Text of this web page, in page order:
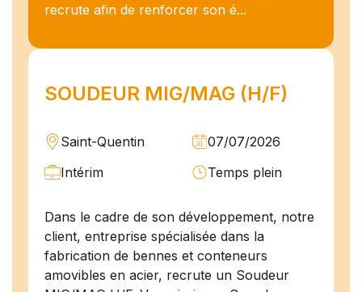
recrute afin de renforcer son é...
SOUDEUR MIG/MAG (H/F)
Saint-Quentin
07/07/2026
Intérim
Temps plein
Dans le cadre de son développement, notre
client, entreprise spécialisée dans la
fabrication de bennes et conteneurs
amovibles en acier, recrute un Soudeur